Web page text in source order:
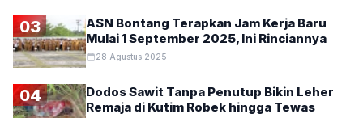
03
ASN Bontang Terapkan Jam Kerja Baru
Mulai 1 September 2025, Ini Rinciannya
28 Agustus 2025
04
Dodos Sawit Tanpa Penutup Bikin Leher
Remaja di Kutim Robek hingga Tewas